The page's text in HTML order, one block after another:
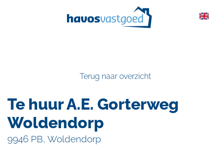
Terug naar overzicht
Te huur A.E. Gorterweg
Woldendorp
9946 PB, Woldendorp